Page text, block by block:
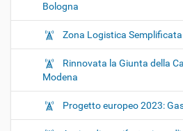
Bologna
Zona Logistica Semplificata
Rinnovata la Giunta della
Modena
Progetto europeo 2023: